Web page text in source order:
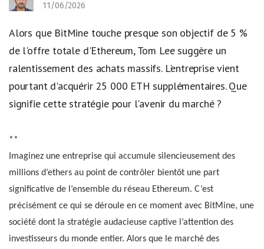
11/06/2026
Alors que BitMine touche presque son objectif de 5 %
de l'offre totale d'Ethereum, Tom Lee suggère un
ralentissement des achats massifs. L'entreprise vient
pourtant d'acquérir 25 000 ETH supplémentaires. Que
signifie cette stratégie pour l'avenir du marché ?
**
Imaginez une entreprise qui accumule silencieusement des
millions d’ethers au point de contrôler bientôt une part
significative de l’ensemble du réseau Ethereum. C’est
précisément ce qui se déroule en ce moment avec BitMine, une
société dont la stratégie audacieuse captive l’attention des
investisseurs du monde entier. Alors que le marché des